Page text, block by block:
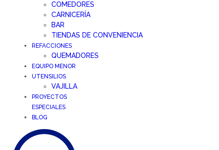
COMEDORES
CARNICERÍA
BAR
TIENDAS DE CONVENIENCIA
REFACCIONES
QUEMADORES
EQUIPO MENOR
UTENSILIOS
VAJILLA
PROYECTOS
ESPECIALES
BLOG